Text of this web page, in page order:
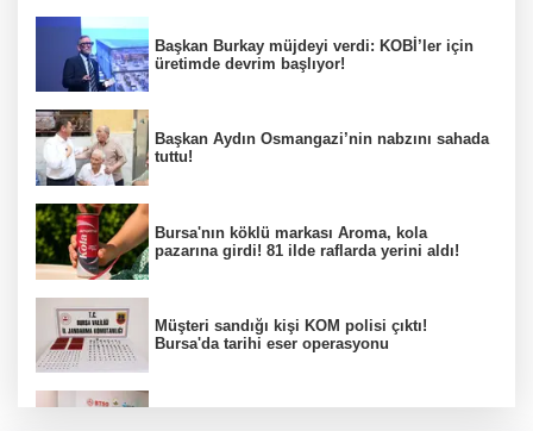
Başkan Burkay müjdeyi verdi: KOBİ’ler için
üretimde devrim başlıyor!
Başkan Aydın Osmangazi’nin nabzını sahada
tuttu!
Bursa'nın köklü markası Aroma, kola
pazarına girdi! 81 ilde raflarda yerini aldı!
Müşteri sandığı kişi KOM polisi çıktı!
Bursa'da tarihi eser operasyonu